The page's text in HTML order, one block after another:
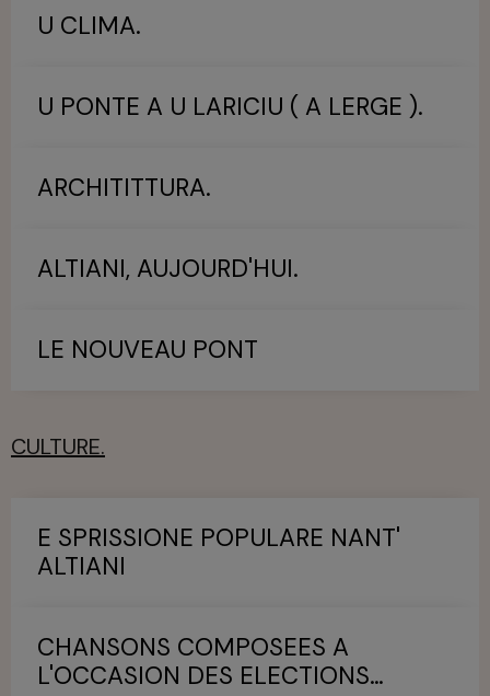
U CLIMA.
U PONTE A U LARICIU ( A LERGE ).
ARCHITITTURA.
ALTIANI, AUJOURD'HUI.
LE NOUVEAU PONT
CULTURE.
E SPRISSIONE POPULARE NANT'
ALTIANI
CHANSONS COMPOSEES A
L'OCCASION DES ELECTIONS